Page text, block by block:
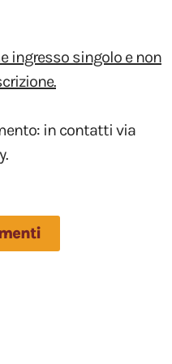
ingresso singolo e non
in contatti via